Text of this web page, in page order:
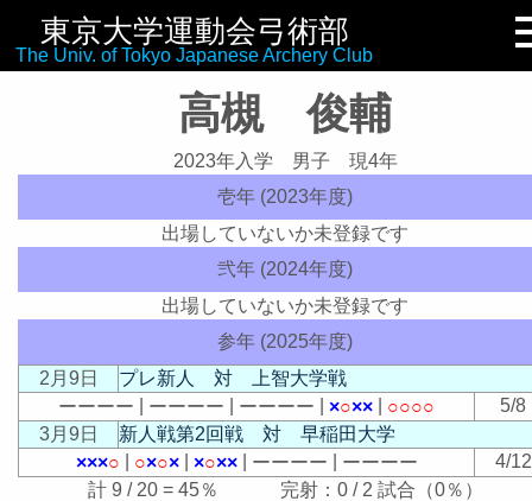
東京大学運動会弓術部
The Univ. of Tokyo Japanese Archery Club
リンク集
高槻 俊輔
2023年入学 男子 現4年
壱年 (2023年度)
出場していないか未登録です
弐年 (2024年度)
出場していないか未登録です
参年 (2025年度)
2月9日
プレ新人 対 上智大学戦
ーーーー ーーーー ーーーー ×○×× ○○○○
5/8
3月9日
新人戦第2回戦 対 早稲田大学
×××○ ○×○×| ×○××| ーーーー ーーーー
4/12
計 9 / 20 = 45％ 完射：0 / 2 試合（0％）